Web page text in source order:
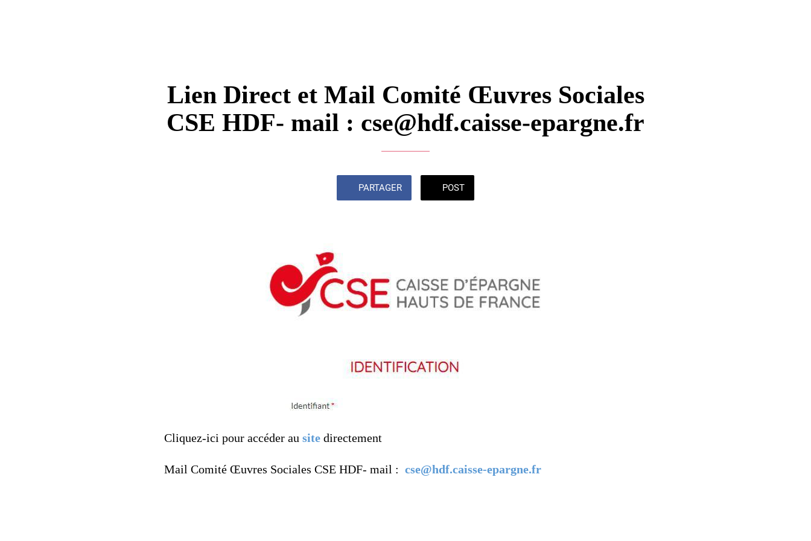
Lien Direct et Mail Comité Œuvres Sociales
CSE HDF- mail : cse@hdf.caisse-epargne.fr
PARTAGER POST
Cliquez-ici pour accéder au site directement
Mail Comité Œuvres Sociales CSE HDF- mail : cse@hdf.caisse-epargne.fr